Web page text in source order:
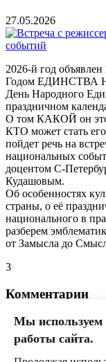
27.05.2026
2026-й год
Годом ЕДИНСТВА
День Народного
праздничном
О том КАКОЙ он
КТО может стать
пойдет речь на
национальных
доцентом С-
Кудашовым.
Об особенностях
страны, о её
национального в
разберем
от Замысла до
3
Комментарии
Полякова
2026, 18:57
Жаль
ответить
Мы используем
работы сайта.